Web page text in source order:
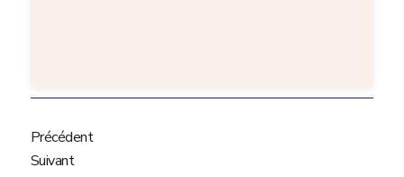
Précédent
Suivant